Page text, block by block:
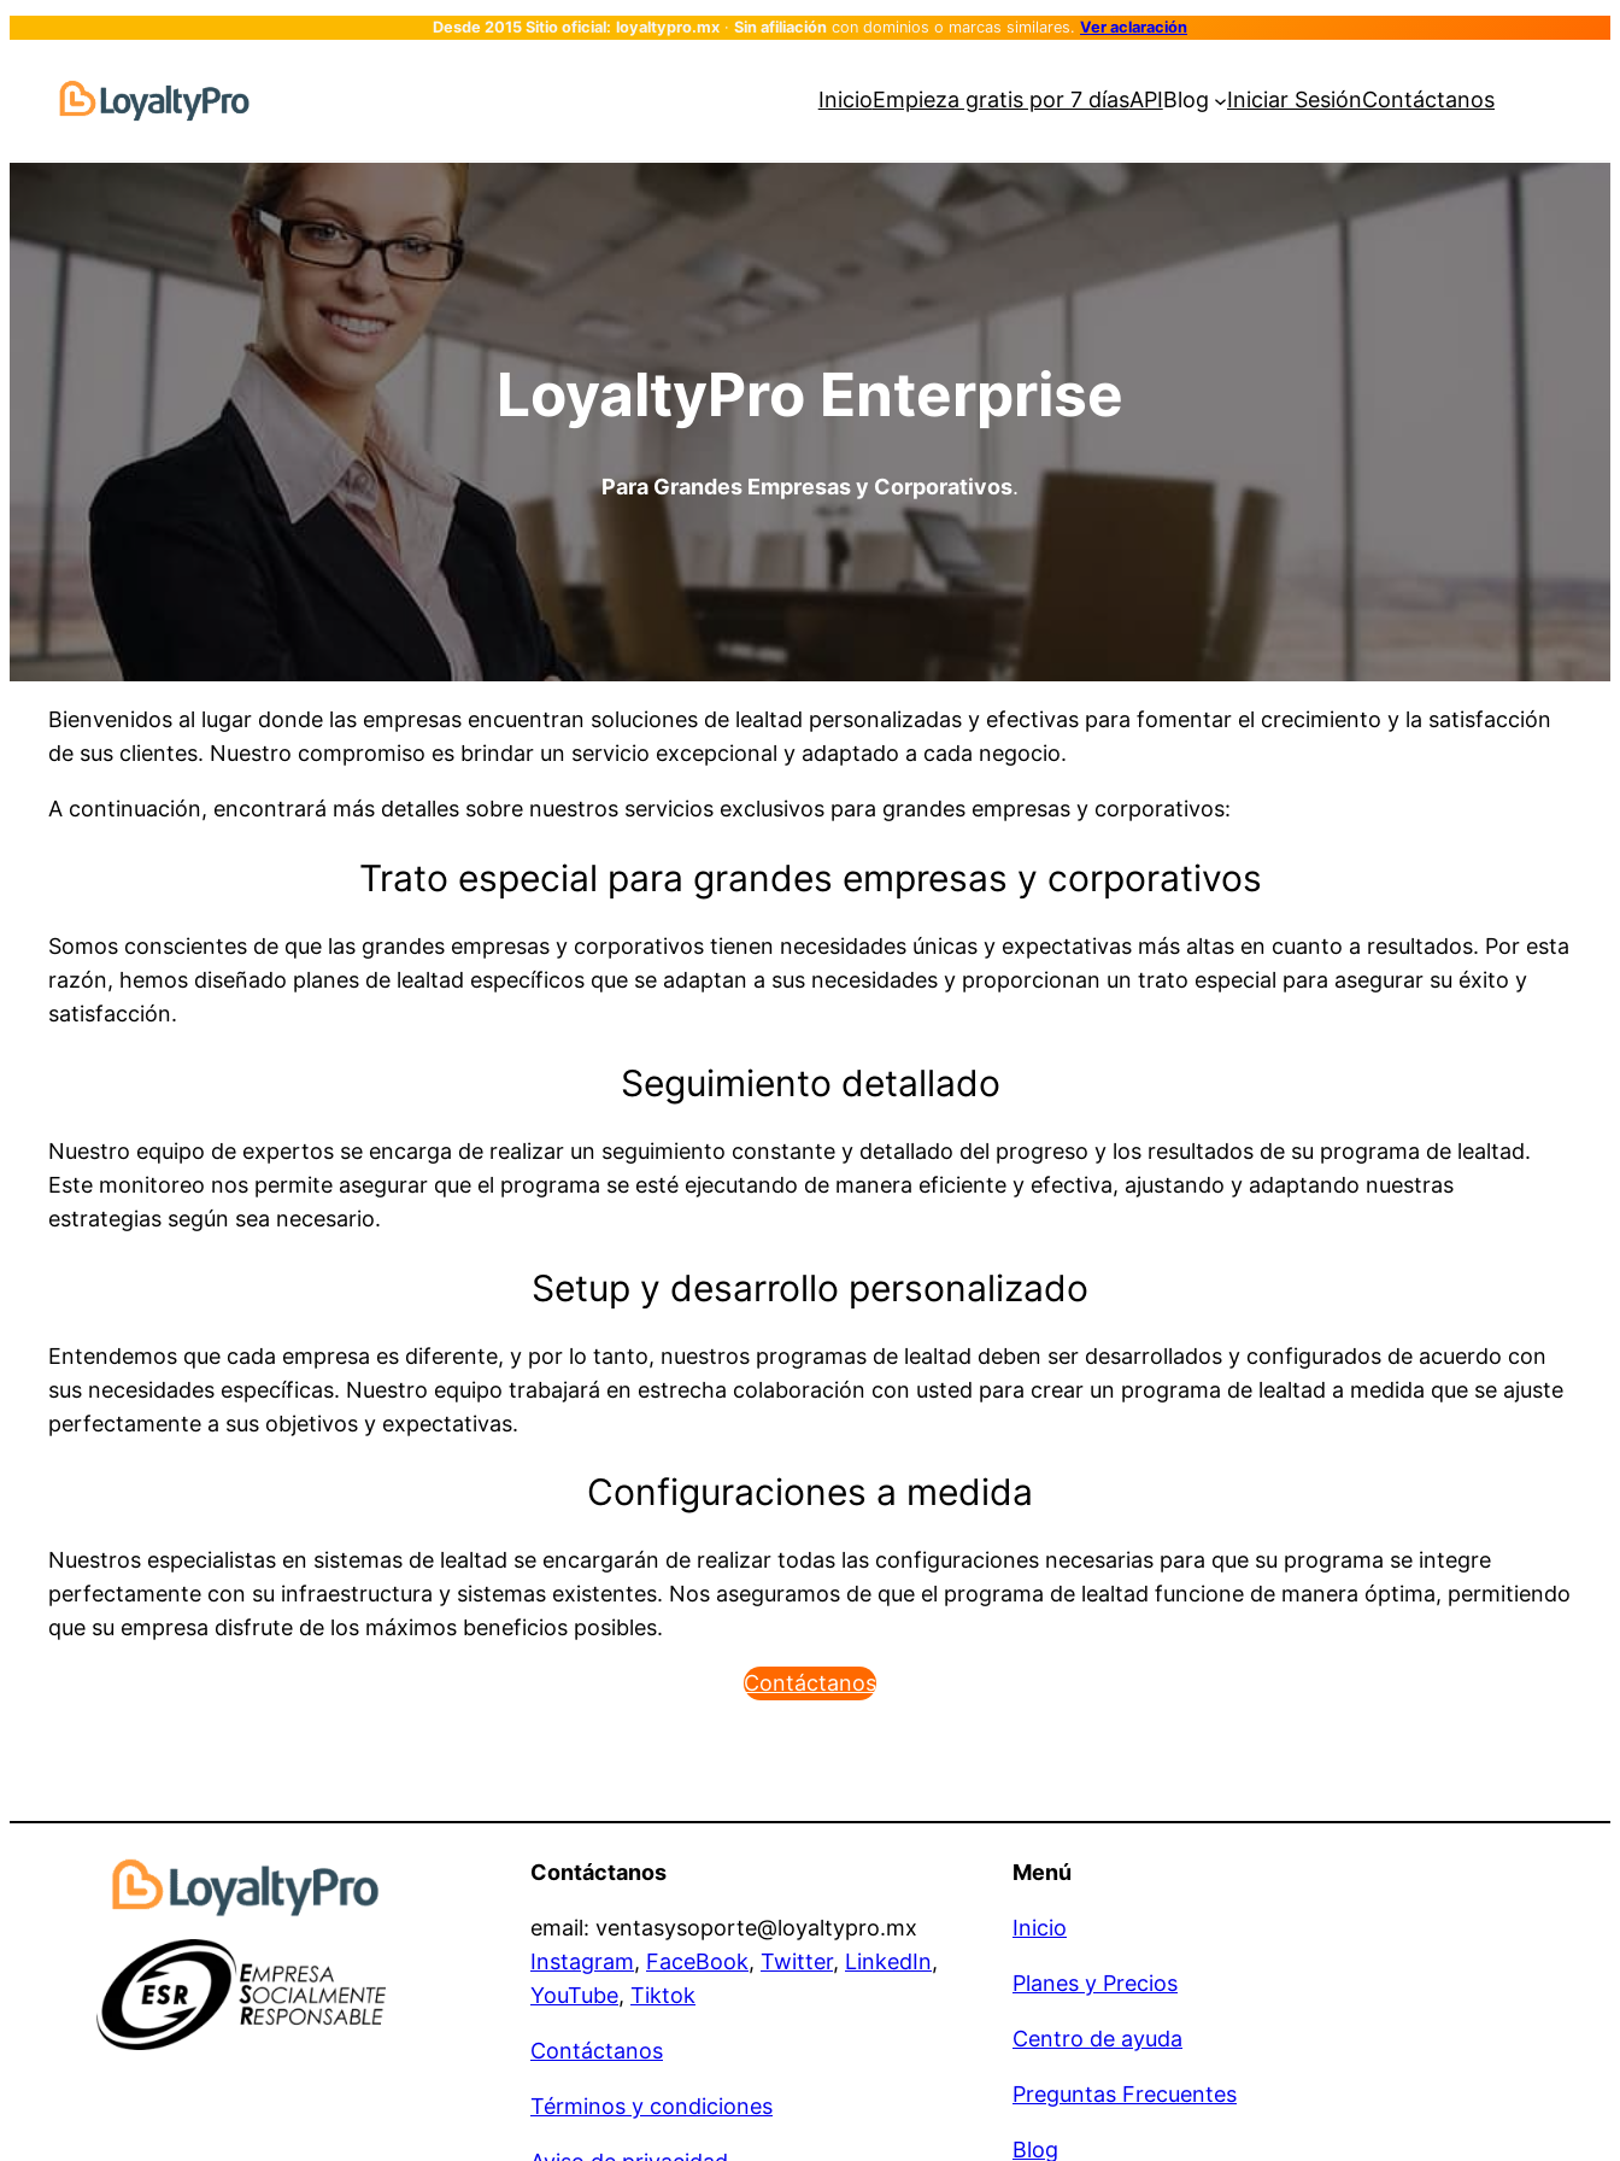
contenido
Desde 2015 Sitio oficial: loyaltypro.mx · Sin afiliación con dominios o marcas similares. Ver aclaración
InicioEmpieza gratis por 7 díasAPIBlog Iniciar SesiónContáctanos
LoyaltyPro Enterprise
Para Grandes Empresas y Corporativos.
Bienvenidos al lugar donde las empresas encuentran soluciones de lealtad personalizadas y efectivas para fomentar el crecimiento y la satisfacción
de sus clientes. Nuestro compromiso es brindar un servicio excepcional y adaptado a cada negocio.
A continuación, encontrará más detalles sobre nuestros servicios exclusivos para grandes empresas y corporativos:
Trato especial para grandes empresas y corporativos
Somos conscientes de que las grandes empresas y corporativos tienen necesidades únicas y expectativas más altas en cuanto a resultados. Por esta
razón, hemos diseñado planes de lealtad específicos que se adaptan a sus necesidades y proporcionan un trato especial para asegurar su éxito y
satisfacción.
Seguimiento detallado
Nuestro equipo de expertos se encarga de realizar un seguimiento constante y detallado del progreso y los resultados de su programa de lealtad.
Este monitoreo nos permite asegurar que el programa se esté ejecutando de manera eficiente y efectiva, ajustando y adaptando nuestras
estrategias según sea necesario.
Setup y desarrollo personalizado
Entendemos que cada empresa es diferente, y por lo tanto, nuestros programas de lealtad deben ser desarrollados y configurados de acuerdo con
sus necesidades específicas. Nuestro equipo trabajará en estrecha colaboración con usted para crear un programa de lealtad a medida que se ajuste
perfectamente a sus objetivos y expectativas.
Configuraciones a medida
Nuestros especialistas en sistemas de lealtad se encargarán de realizar todas las configuraciones necesarias para que su programa se integre
perfectamente con su infraestructura y sistemas existentes. Nos aseguramos de que el programa de lealtad funcione de manera óptima, permitiendo
que su empresa disfrute de los máximos beneficios posibles.
Contáctanos
Contáctanos
email: ventasysoporte@loyaltypro.mx
Instagram, FaceBook, Twitter, LinkedIn,
YouTube, Tiktok
Contáctanos
Términos y condiciones
Menú
Inicio
Planes y Precios
Centro de ayuda
Preguntas Frecuentes
Blog